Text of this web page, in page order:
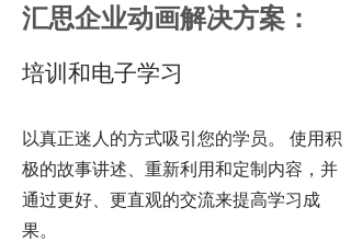
汇思企业动画解决方案：
培训和电子学习
以真正迷人的方式吸引您的学员。 使用积
极的故事讲述、重新利用和定制内容，并
通过更好、更直观的交流来提高学习成
果。